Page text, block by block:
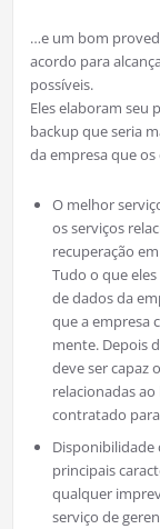
…e um bom
acordo para
possíveis.
Eles elaboram seu
backup que seria
da empresa que
O melhor
os serviços
recuperação
Tudo o que
de dados da
que a empresa
mente. Depois
deve ser capaz
relacionadas
contratado
Disponibilidade
principais
qualquer
serviço de